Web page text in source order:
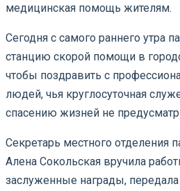
медицинская помощь жителям.
Сегодня с самого раннего утра
станцию скорой помощи в
чтобы поздравить с
людей, чья круглосуточная
спасению жизней не
Секретарь местного отделения
Алена Сокольская вручила
заслуженные награды,